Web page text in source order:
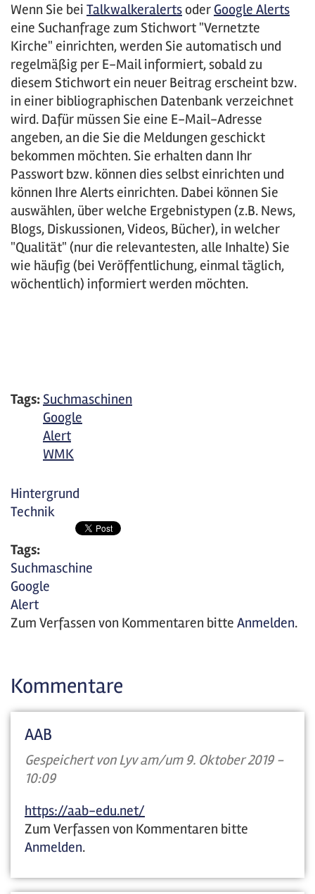
Wenn Sie bei Talkwalkeralerts oder Google Alerts
eine Suchanfrage zum Stichwort "Vernetzte
Kirche" einrichten, werden Sie automatisch und
regelmäßig per E-Mail informiert, sobald zu
diesem Stichwort ein neuer Beitrag erscheint bzw.
in einer bibliographischen Datenbankverzeichnet
wird. Dafür müssen Sie eine E-Mail-Adresse
angeben, an die Sie die Meldungen geschickt
bekommen möchten. Sie erhalten dann Ihr
Passwort bzw. können dies selbst einrichten und
können Ihre Alerts einrichten. Dabei können Sie
auswählen, über welche Ergebnistypen (z.B. News,
Blogs, Diskussionen, Videos, Bücher), in welcher
"Qualität" (nur die relevantesten, alle Inhalte) Sie
wie häufig (bei Veröffentlichung, einmal täglich,
wöchentlich) informiert werden möchten.
Tags: Suchmaschinen
Google
Alert
WMK
Hintergrund
Technik
Tags:
Suchmaschine
Google
Alert
Zum Verfassen von Kommentaren bitte Anmelden.
Kommentare
AAB
Gespeichert vonLyvam/um 9. Oktober 2019 -
10:09
https://aab-edu.net/
Zum Verfassen von Kommentaren bitte
Anmelden.